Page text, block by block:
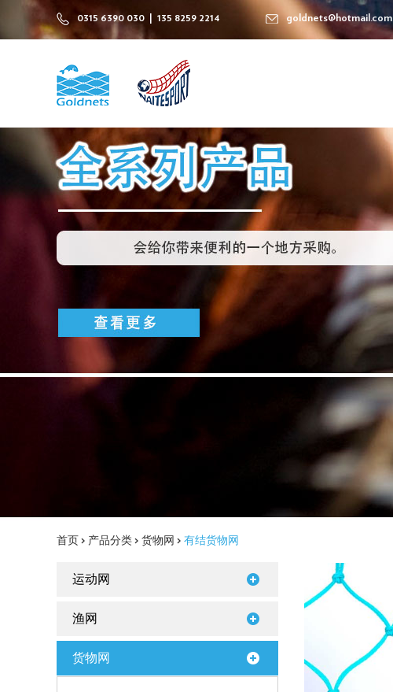
0315 6390 030 | 135 8259 2214 goldnets@hotmail.com
首页 > 产品分类 > 货物网 > 有结货物网
运动网
渔网
货物网